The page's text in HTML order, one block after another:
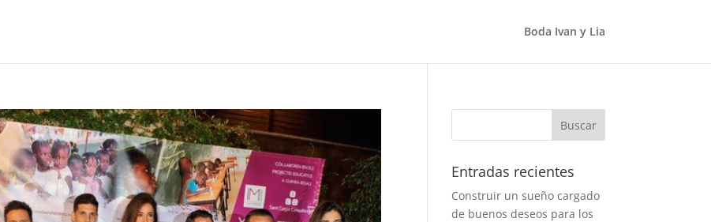
Boda Ivan y Lia
Entradas recientes
Construir un sueño cargado
de buenos deseos para los